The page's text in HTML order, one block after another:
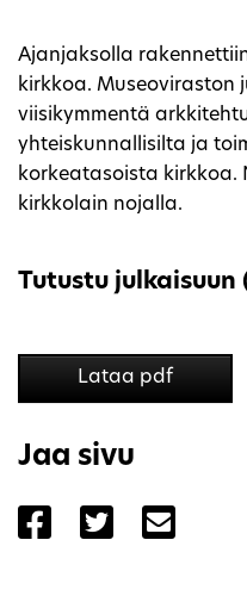
Ajanjaksolla
kirkkoa. Museoviraston
viisikymmentä
yhteiskunnallisilta ja
korkeatasoista kirkkoa.
kirkkolain nojalla.
Tutustu julkaisuun
Lataa pdf
Jaa sivu
Jaa sivu palvelussa
Jaa sivuJaa